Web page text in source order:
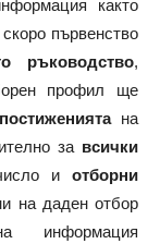
както
първенство
ръководство,
профил ще
постижениятана
за всички
иотборни
на даден отбор
информация